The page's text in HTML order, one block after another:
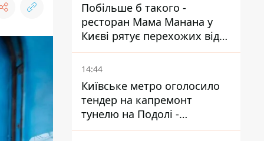
Побільше б такого -
ресторан Мама Манана у
Києві рятує перехожих від
спеки
14:44
Київське метро оголосило
тендер на капремонт
тунелю на Подолі -
триватиме майже два роки